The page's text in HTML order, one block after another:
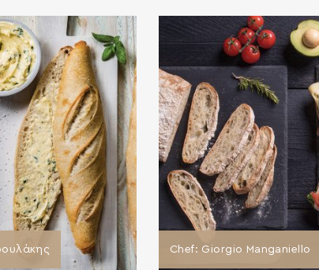
Chef: Giorgio Manganiello